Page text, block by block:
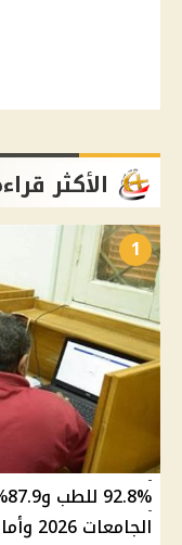
الأكثر
1
الجامعات 2026 وأماكن المرحلة الثانية